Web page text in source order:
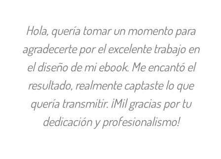
Hola, quería tomar un momento para
agradecerte por el excelente trabajo en
el diseño de mi ebook. Me encantó el
resultado, realmente captaste lo que
quería transmitir. ¡Mil gracias por tu
dedicación y profesionalismo!